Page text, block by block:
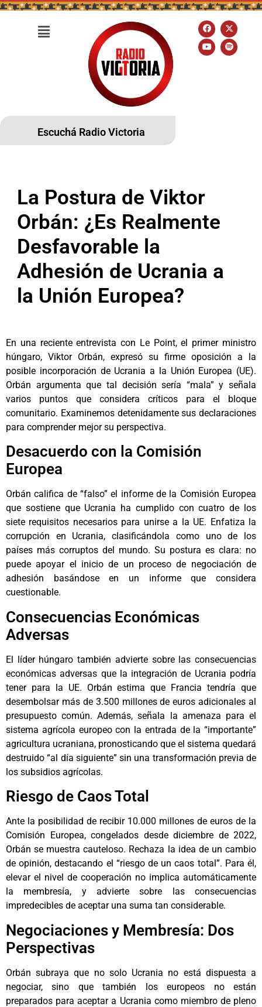
Escuchá Radio Victoria
La Postura de Viktor
Orbán: ¿Es Realmente
Desfavorable la
Adhesión de Ucrania a
la Unión Europea?
En una reciente entrevista con Le Point, el primer ministro
húngaro, Viktor Orbán, expresó su firme oposición a la
posible incorporación de Ucrania a la Unión Europea (UE).
Orbán argumenta que tal decisión sería “mala” y señala
varios puntos que considera críticos para el bloque
comunitario. Examinemos detenidamente sus declaraciones
para comprender mejor su perspectiva.
Desacuerdo con la Comisión
Europea
Orbán califica de “falso” el informe de la Comisión Europea
que sostiene que Ucrania ha cumplido con cuatro de los
siete requisitos necesarios para unirse a la UE. Enfatiza la
corrupción en Ucrania, clasificándola como uno de los
países más corruptos del mundo. Su postura es clara: no
puede apoyar el inicio de un proceso de negociación de
adhesión basándose en un informe que considera
cuestionable.
Consecuencias Económicas
Adversas
El líder húngaro también advierte sobre las consecuencias
económicas adversas que la integración de Ucrania podría
tener para la UE. Orbán estima que Francia tendría que
desembolsar más de 3.500 millones de euros adicionales al
presupuesto común. Además, señala la amenaza para el
sistema agrícola europeo con la entrada de la “importante”
agricultura ucraniana, pronosticando que el sistema quedará
destruido “al día siguiente” sin una transformación previa de
los subsidios agrícolas.
Riesgo de Caos Total
Ante la posibilidad de recibir 10.000 millones de euros de la
Comisión Europea, congelados desde diciembre de 2022,
Orbán se muestra cauteloso. Rechaza la idea de un cambio
de opinión, destacando el “riesgo de un caos total”. Para él,
elevar el nivel de cooperación no implica automáticamente
la membresía, y advierte sobre las consecuencias
impredecibles de aceptar una suma tan considerable.
Negociaciones y Membresía: Dos
Perspectivas
Orbán subraya que no solo Ucrania no está dispuesta a
negociar, sino que también los europeos no están
preparados para aceptar a Ucrania como miembro de pleno